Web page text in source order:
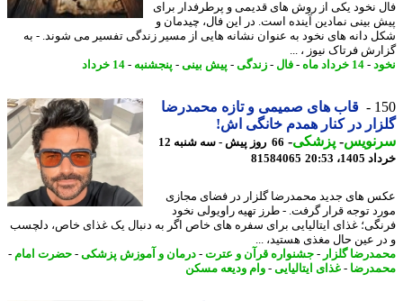
نخود یکی از روش های قدیمی و پرطرفدار برای
بینی نمادین آینده است. در این فال، چیدمان و
دانه های نخود به عنوان نشانه هایی از مسیر زندگی تفسیر می شوند. - به
فرتاک نیوز ، ...
-14 خرداد ماه -فال-زندگی-پیش بینی -پنجشنبه-14 خرداد
قاب های صمیمی و تازه محمدرضا
در کنار همدم خانگی اش!
-پزشکی-
66 روز پیش - سه شنبه 12
20:53
81584065
های جدید محمدرضا گلزار در فضای مجازی
توجه قرار گرفت. - طرز تهیه راویولی نخود
غذای ایتالیایی برای سفره های خاص اگر به دنبال یک غذای خاص، دلچسب
عین حال مغذی هستید، ...
گلزار- جشنواره قرآن و عترت- درمان و آموزش پزشکی-حضرت امام -
-غذای ایتالیایی-وام ودیعه مسکن